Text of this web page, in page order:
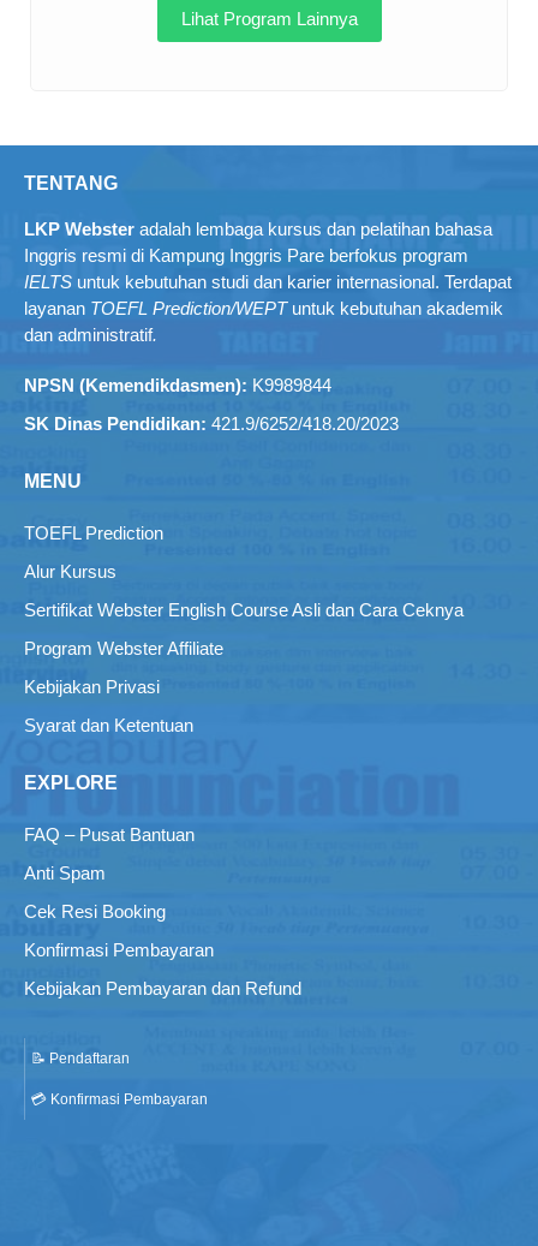
Lihat Program Lainnya
TENTANG
LKP Webster adalah lembaga kursus dan pelatihan bahasa
Inggris resmi di Kampung Inggris Pare berfokus program
IELTS untuk kebutuhan studi dan karier internasional. Terdapat
layanan TOEFL Prediction/WEPTuntuk kebutuhan akademik
dan administratif.
NPSN (Kemendikdasmen): K9989844
SK Dinas Pendidikan: 421.9/6252/418.20/2023
MENU
TOEFL Prediction
Alur Kursus
Sertifikat Webster English Course Asli dan Cara Ceknya
Program Webster Affiliate
Kebijakan Privasi
Syarat dan Ketentuan
EXPLORE
FAQ – Pusat Bantuan
Anti Spam
Cek Resi Booking
Konfirmasi Pembayaran
Kebijakan Pembayaran dan Refund
📝 Pendaftaran
💳 Konfirmasi Pembayaran